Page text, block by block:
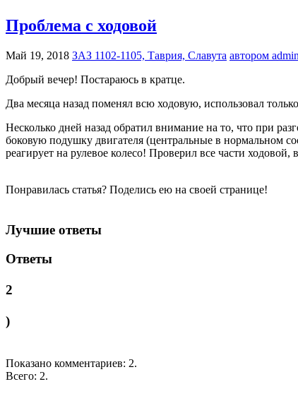
Проблема с ходовой
Май 19, 2018 ЗАЗ 1102-1105, Таврия, Славута автором admin
Добрый вечер! Постараюсь в кратце.
Два месяца назад поменял всю ходовую, использовал
Несколько дней назад обратил внимание на то, что при
боковую подушку двигателя (центральные в нормальном
реагирует на рулевое колесо! Проверил все части
Понравилась статья? Поделись ею на своей странице!
Лучшие ответы
Ответы
2
)
Показано комментариев: 2.
Всего: 2.